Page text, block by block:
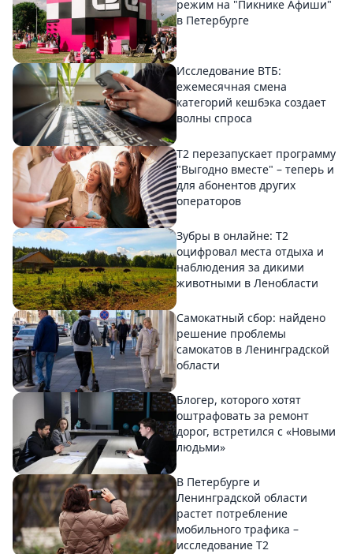
режим на "Пикнике Афиши"
в Петербурге
Исследование ВТБ:
ежемесячная смена
категорий кешбэка создает
волны спроса
Т2 перезапускает программу
"Выгодно вместе" – теперь и
для абонентов других
операторов
Зубры в онлайне: Т2
оцифровал места отдыха и
наблюдения за дикими
животными в Ленобласти
Самокатный сбор: найдено
решение проблемы
самокатов в Ленинградской
области
Блогер, которого хотят
оштрафовать за ремонт
дорог, встретился с «Новыми
людьми»
В Петербурге и
Ленинградской области
растет потребление
мобильного трафика –
исследование T2